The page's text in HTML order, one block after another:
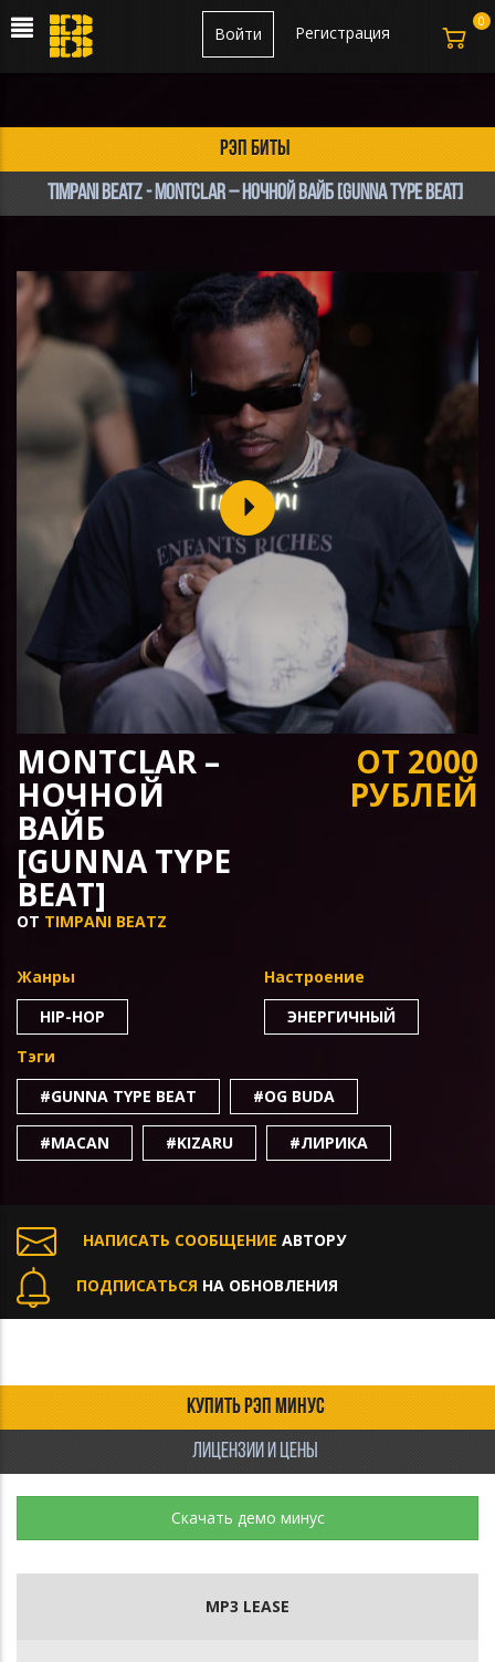
Регистрация
Войти
рэп биты
Timpani Beatz - MontClar – Ночной вайб [Gunna Type Beat]
MONTCLAR –
НОЧНОЙ
ВАЙБ
[GUNNA TYPE
BEAT]
ОТ TIMPANI BEATZ
ОТ 2000
РУБЛЕЙ
Жанры
HIP-HOP
Настроение
ЭНЕРГИЧНЫЙ
Тэги
#GUNNA TYPE BEAT
#OG BUDA
#MACAN #KIZARU #ЛИРИКА
НАПИСАТЬ СООБЩЕНИЕ АВТОРУ
ПОДПИСАТЬСЯ НА ОБНОВЛЕНИЯ
КУПИТЬ РЭП МИНУС
ЛИЦЕНЗИИ И ЦЕНЫ
Скачать демо минус
MP3 LEASE
0